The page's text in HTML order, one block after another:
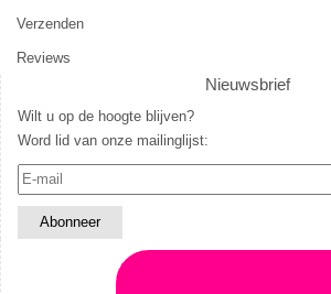
Verzenden
Reviews
Nieuwsbrief
Wilt u op de hoogte blijven?
Word lid van onze mailinglijst: